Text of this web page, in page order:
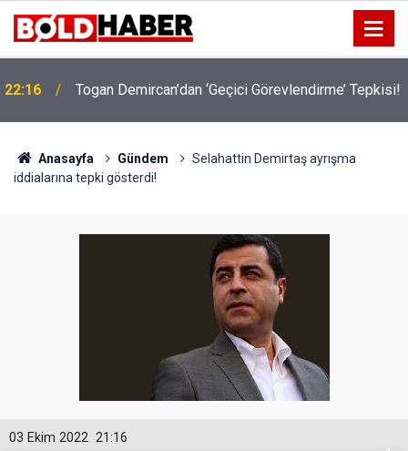
22:16 Togan Demircan’dan ‘Geçici Görevlendirme’ Tepkisi!
19:32 Sıcak Havalarda Ödem Şikayetini Hafife Almayın!
Anasayfa Gündem
Selahattin Demirtaş ayrışma
iddialarına tepki gösterdi!
21:16
03 Ekim 2022